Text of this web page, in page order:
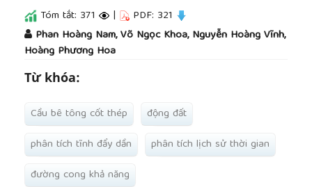
Tóm tắt: 371 | PDF: 321
Phan Hoàng Nam, Võ Ngọc Khoa, Nguyễn Hoàng Vĩnh,
Hoàng Phương Hoa
Từ khóa:
Cầu bê tông cốt thép
động đất
phân tích tĩnh đẩy dần
phân tích lịch sử thời gian
đường cong khả năng